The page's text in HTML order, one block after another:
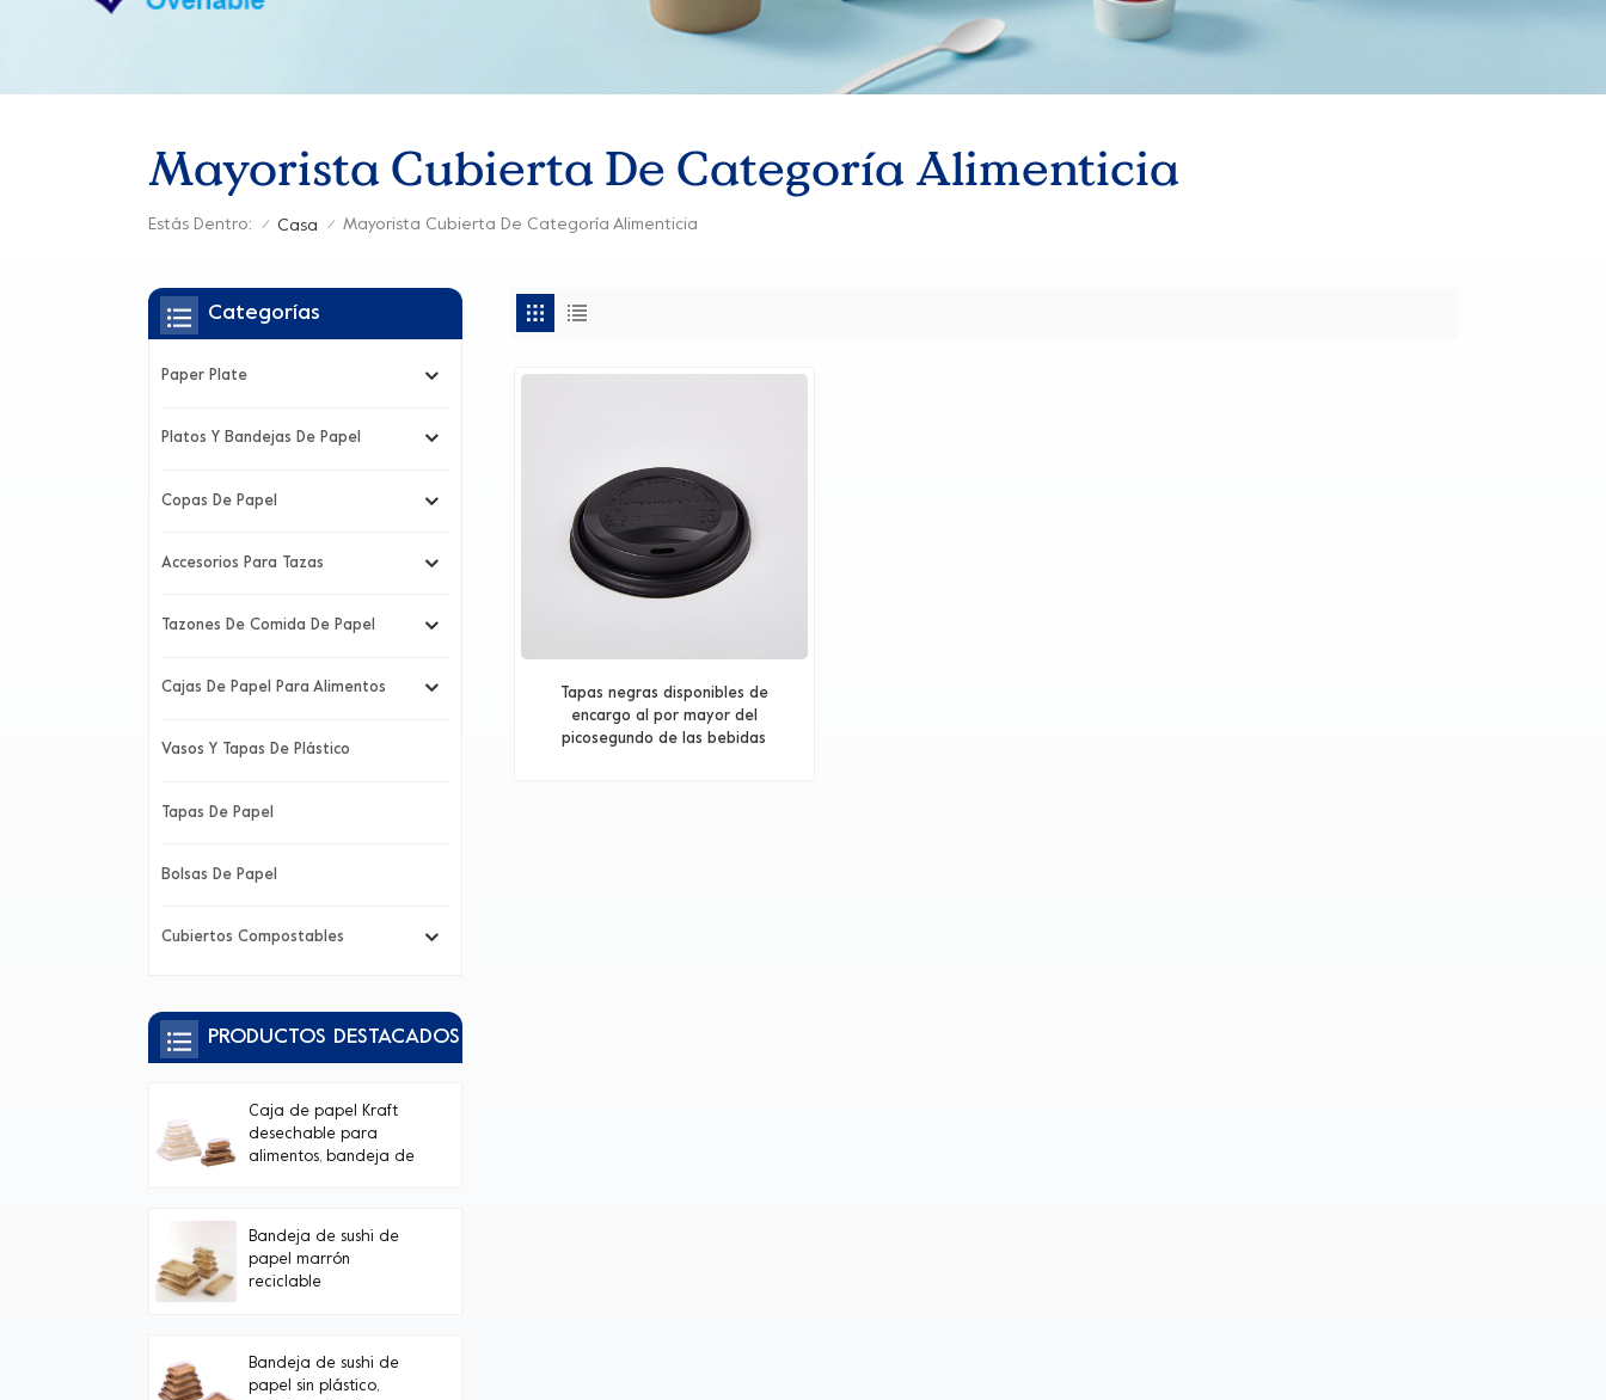
Mayorista Cubierta De Categoría Alimenticia
Estás Dentro: / Casa / Mayorista Cubierta De Categoría Alimenticia
Tapas negras disponibles de
encargo al por mayor del
picosegundo de las bebidas
Categorías
Paper Plate
Platos Y Bandejas De Papel
Copas De Papel
Accesorios Para Tazas
Tazones De Comida De Papel
Cajas De Papel Para Alimentos
Vasos Y Tapas De Plástico
Tapas De Papel
Bolsas De Papel
Cubiertos Compostables
PRODUCTOS DESTACADOS
Caja de papel Kraft
desechable para
alimentos, bandeja de
Bandeja de sushi de
papel marrón
reciclable
Bandeja de sushi de
papel sin plástico,